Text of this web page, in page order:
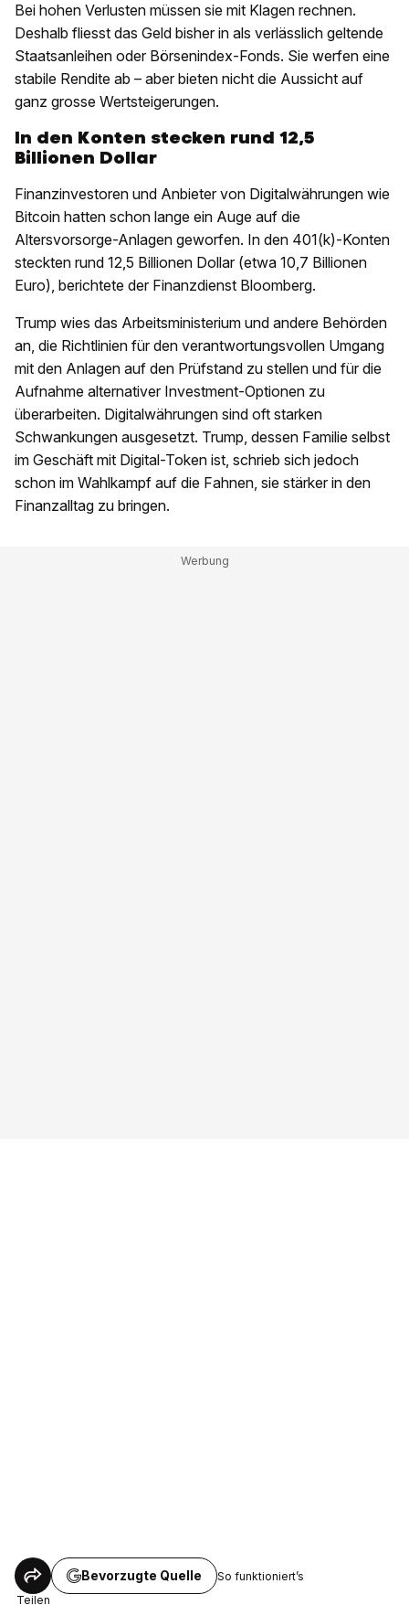
Bei hohen Verlusten müssen sie mit Klagen rechnen.
Deshalb fliesst das Geld bisher in als verlässlich geltende
Staatsanleihen oder Börsenindex-Fonds. Sie werfen eine
stabile Rendite ab – aber bieten nicht die Aussicht auf
ganz grosse Wertsteigerungen.
In den Konten stecken rund 12,5
Billionen Dollar
Finanzinvestoren und Anbieter von Digitalwährungen wie
Bitcoin hatten schon lange ein Auge auf die
Altersvorsorge-Anlagen geworfen. In den 401(k)-Konten
steckten rund 12,5 Billionen Dollar (etwa 10,7 Billionen
Euro), berichtete der Finanzdienst Bloomberg.
Trump wies das Arbeitsministerium und andere Behörden
an, die Richtlinien für den verantwortungsvollen Umgang
mit den Anlagen auf den Prüfstand zu stellen und für die
Aufnahme alternativer Investment-Optionen zu
überarbeiten. Digitalwährungen sind oft starken
Schwankungen ausgesetzt. Trump, dessen Familie selbst
im Geschäft mit Digital-Token ist, schrieb sich jedoch
schon im Wahlkampf auf die Fahnen, sie stärker in den
Finanzalltag zu bringen.
Teilen
Bevorzugte Quelle So funktioniert’s